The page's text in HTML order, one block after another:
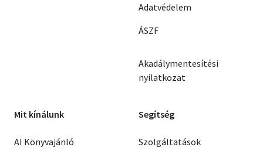
Adatvédelem
ÁSZF
Akadálymentesítési
nyilatkozat
Mit kínálunk
AI Könyvajánló
Segítség
Szolgáltatások